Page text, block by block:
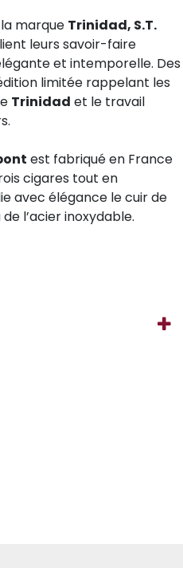
marque Trinidad, S.T.
leurs savoir-faire
et intemporelle. Des
limitée rappelant les
Trinidad et le travail
est fabriqué en France
cigares tout en
avec élégance le cuir de
l’acier inoxydable.